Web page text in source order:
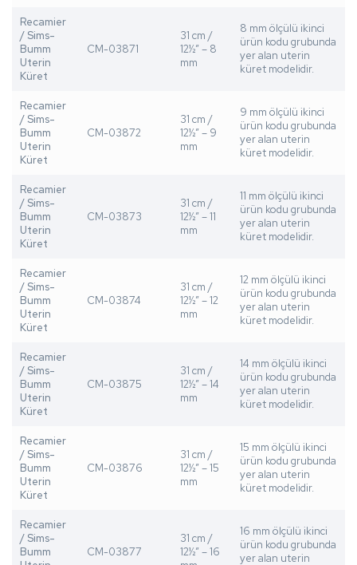
Recamier
/ Sims-
Bumm
Uterin
Küret
CM-03871
31 cm /
12½” – 8
mm
8 mm ölçülü ikinci
ürün kodu grubunda
yer alan uterin
küret modelidir.
Recamier
/ Sims-
Bumm
Uterin
Küret
CM-03872
31 cm /
12½” – 9
mm
9 mm ölçülü ikinci
ürün kodu grubunda
yer alan uterin
küret modelidir.
Recamier
/ Sims-
Bumm
Uterin
Küret
CM-03873
31 cm /
12½” – 11
mm
11 mm ölçülü ikinci
ürün kodu grubunda
yer alan uterin
küret modelidir.
Recamier
/ Sims-
Bumm
Uterin
Küret
CM-03874
31 cm /
12½” – 12
mm
12 mm ölçülü ikinci
ürün kodu grubunda
yer alan uterin
küret modelidir.
Recamier
/ Sims-
Bumm
Uterin
Küret
CM-03875
31 cm /
12½” – 14
mm
14 mm ölçülü ikinci
ürün kodu grubunda
yer alan uterin
küret modelidir.
Recamier
/ Sims-
Bumm
Uterin
Küret
CM-03876
31 cm /
12½” – 15
mm
15 mm ölçülü ikinci
ürün kodu grubunda
yer alan uterin
küret modelidir.
Recamier
/ Sims-
Bumm
CM-03877
31 cm /
12½” – 16
16 mm ölçülü ikinci
ürün kodu grubunda
yer alan uterin